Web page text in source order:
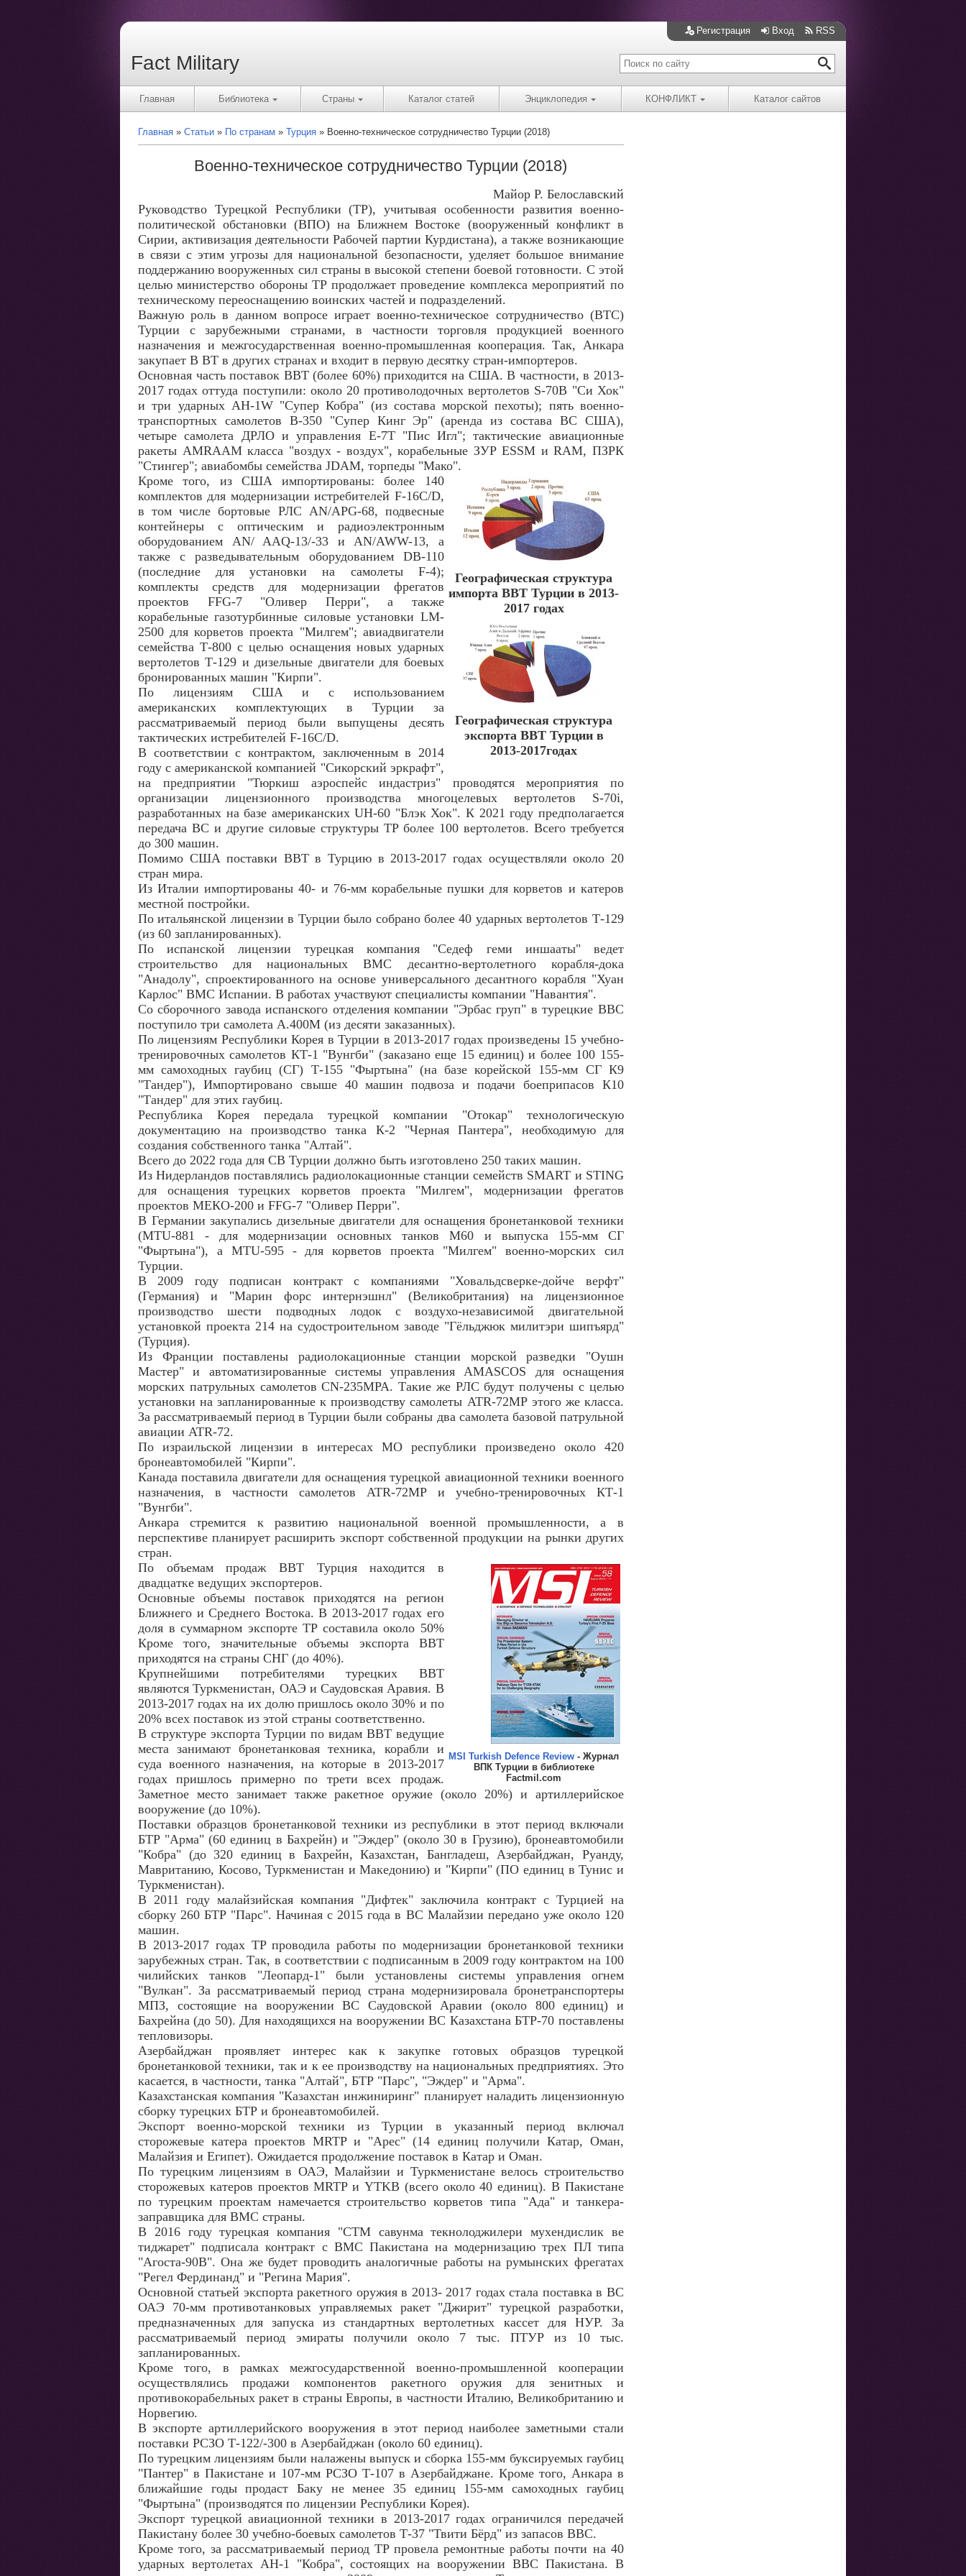
Регистрация Вход RSS
Fact Military
Главная Библиотека Страны Каталог статей Энциклопедия КОНФЛИКТ Каталог сайтов
Главная Статьи По странам Турция Военно-техническое сотрудничество Турции (2018)
Военно-техническое сотрудничество Турции (2018)
Майор Р. Белославский
Руководство Турецкой Республики (TP), учитывая особенности развития военно-
политической обстановки (ВПО) на Ближнем Востоке (вооруженный конфликт в
Сирии, активизация деятельности Рабочей партии Курдистана), а также возникающие
в связи с этим угрозы для национальной безопасности, уделяет большое внимание
поддержанию вооруженных сил страны в высокой степени боевой готовности. С этой
целью министерство обороны TP продолжает проведение комплекса мероприятий по
техническому переоснащению воинских частей и подразделений.
Важную роль в данном вопросе играет военно-техническое сотрудничество (ВТС)
Турции с зарубежными странами, в частности торговля продукцией военного
назначения и межгосударственная военно-промышленная кооперация. Так, Анкара
закупает В ВТ в других странах и входит в первую десятку стран-импортеров.
Основная часть поставок ВВТ (более 60%) приходится на США. В частности, в 2013-
2017 годах оттуда поступили: около 20 противолодочных вертолетов S-70B "Си Хок"
и три ударных AH-1W "Супер Кобра" (из состава морской пехоты); пять военно-
транспортных самолетов В-350 "Супер Кинг Эр" (аренда из состава ВС США),
четыре самолета ДРЛО и управления Е-7Т "Пис Игл"; тактические авиационные
ракеты AMRAAM класса "воздух - воздух", корабельные ЗУР ESSM и RAM, ПЗРК
"Стингер"; авиабомбы семейства JDAM, торпеды "Мако".
Географическая структура
импорта ВВТ Турции в 2013-
2017 годах
Географическая структура
экспорта ВВТ Турции в
2013-2017годах
Кроме того, из США импортированы: более 140
комплектов для модернизации истребителей F-16C/D,
в том числе бортовые РЛС AN/APG-68, подвесные
контейнеры с оптическим и радиоэлектронным
оборудованием AN/ AAQ-13/-33 и AN/AWW-13, а
также с разведывательным оборудованием DB-110
(последние для установки на самолеты F-4);
комплекты средств для модернизации фрегатов
проектов FFG-7 "Оливер Перри", а также
корабельные газотурбинные силовые установки LM-
2500 для корветов проекта "Милгем"; авиадвигатели
семейства Т-800 с целью оснащения новых ударных
вертолетов Т-129 и дизельные двигатели для боевых
бронированных машин "Кирпи".
По лицензиям США и с использованием
американских комплектующих в Турции за
рассматриваемый период были выпущены десять
тактических истребителей F-16C/D.
В соответствии с контрактом, заключенным в 2014
году с американской компанией "Сикорский эркрафт",
на предприятии "Тюркиш аэроспейс индастриз" проводятся мероприятия по
организации лицензионного производства многоцелевых вертолетов S-70i,
разработанных на базе американских UH-60 "Блэк Хок". К 2021 году предполагается
передача ВС и другие силовые структуры TP более 100 вертолетов. Всего требуется
до 300 машин.
Помимо США поставки ВВТ в Турцию в 2013-2017 годах осуществляли около 20
стран мира.
Из Италии импортированы 40- и 76-мм корабельные пушки для корветов и катеров
местной постройки.
По итальянской лицензии в Турции было собрано более 40 ударных вертолетов Т-129
(из 60 запланированных).
По испанской лицензии турецкая компания "Седеф геми иншааты" ведет
строительство для национальных ВМС десантно-вертолетного корабля-дока
"Анадолу", спроектированного на основе универсального десантного корабля "Хуан
Карлос" ВМС Испании. В работах участвуют специалисты компании "Навантия".
Со сборочного завода испанского отделения компании "Эрбас груп" в турецкие ВВС
поступило три самолета А.400М (из десяти заказанных).
По лицензиям Республики Корея в Турции в 2013-2017 годах произведены 15 учебно-
тренировочных самолетов КТ-1 "Вунгби" (заказано еще 15 единиц) и более 100 155-
мм самоходных гаубиц (СГ) Т-155 "Фыртына" (на базе корейской 155-мм СГ К9
"Тандер"), Импортировано свыше 40 машин подвоза и подачи боеприпасов К10
"Тандер" для этих гаубиц.
Республика Корея передала турецкой компании "Отокар" технологическую
документацию на производство танка К-2 "Черная Пантера", необходимую для
создания собственного танка "Алтай".
Всего до 2022 года для СВ Турции должно быть изготовлено 250 таких машин.
Из Нидерландов поставлялись радиолокационные станции семейств SMART и STING
для оснащения турецких корветов проекта "Милгем", модернизации фрегатов
проектов МЕКО-200 и FFG-7 "Оливер Перри".
В Германии закупались дизельные двигатели для оснащения бронетанковой техники
(MTU-881 - для модернизации основных танков М60 и выпуска 155-мм СГ
"Фыртына"), а MTU-595 - для корветов проекта "Милгем" военно-морских сил
Турции.
В 2009 году подписан контракт с компаниями "Ховальдсверке-дойче верфт"
(Германия) и "Марин форс интернэшнл" (Великобритания) на лицензионное
производство шести подводных лодок с воздухо-независимой двигательной
установкой проекта 214 на судостроительном заводе "Гёльджюк милитэри шипъярд"
(Турция).
Из Франции поставлены радиолокационные станции морской разведки "Оушн
Мастер" и автоматизированные системы управления AMASCOS для оснащения
морских патрульных самолетов CN-235MPA. Такие же РЛС будут получены с целью
установки на запланированные к производству самолеты ATR-72МР этого же класса.
За рассматриваемый период в Турции были собраны два самолета базовой патрульной
авиации ATR-72.
По израильской лицензии в интересах МО республики произведено около 420
бронеавтомобилей "Кирпи".
Канада поставила двигатели для оснащения турецкой авиационной техники военного
назначения, в частности самолетов ATR-72MP и учебно-тренировочных КТ-1
"Вунгби".
Анкара стремится к развитию национальной военной промышленности, а в
перспективе планирует расширить экспорт собственной продукции на рынки других
стран.
MSI Turkish Defence Review - Журнал
ВПК Турции в библиотеке
Factmil.com
По объемам продаж ВВТ Турция находится в
двадцатке ведущих экспортеров.
Основные объемы поставок приходятся на регион
Ближнего и Среднего Востока. В 2013-2017 годах его
доля в суммарном экспорте TP составила около 50%
Кроме того, значительные объемы экспорта ВВТ
приходятся на страны СНГ (до 40%).
Крупнейшими потребителями турецких ВВТ
являются Туркменистан, ОАЭ и Саудовская Аравия. В
2013-2017 годах на их долю пришлось около 30% и по
20% всех поставок из этой страны соответственно.
В структуре экспорта Турции по видам ВВТ ведущие
места занимают бронетанковая техника, корабли и
суда военного назначения, на которые в 2013-2017
годах пришлось примерно по трети всех продаж.
Заметное место занимает также ракетное оружие (около 20%) и артиллерийское
вооружение (до 10%).
Поставки образцов бронетанковой техники из республики в этот период включали
БТР "Арма" (60 единиц в Бахрейн) и "Эждер" (около 30 в Грузию), бронеавтомобили
"Кобра" (до 320 единиц в Бахрейн, Казахстан, Бангладеш, Азербайджан, Руанду,
Мавританию, Косово, Туркменистан и Македонию) и "Кирпи" (ПО единиц в Тунис и
Туркменистан).
В 2011 году малайзийская компания "Дифтек" заключила контракт с Турцией на
сборку 260 БТР "Парс". Начиная с 2015 года в ВС Малайзии передано уже около 120
машин.
В 2013-2017 годах TP проводила работы по модернизации бронетанковой техники
зарубежных стран. Так, в соответствии с подписанным в 2009 году контрактом на 100
чилийских танков "Леопард-1" были установлены системы управления огнем
"Вулкан". За рассматриваемый период страна модернизировала бронетранспортеры
МПЗ, состоящие на вооружении ВС Саудовской Аравии (около 800 единиц) и
Бахрейна (до 50). Для находящихся на вооружении ВС Казахстана БТР-70 поставлены
тепловизоры.
Азербайджан проявляет интерес как к закупке готовых образцов турецкой
бронетанковой техники, так и к ее производству на национальных предприятиях. Это
касается, в частности, танка "Алтай", БТР "Парс", "Эждер" и "Арма".
Казахстанская компания "Казахстан инжиниринг" планирует наладить лицензионную
сборку турецких БТР и бронеавтомобилей.
Экспорт военно-морской техники из Турции в указанный период включал
сторожевые катера проектов MRTP и "Арес" (14 единиц получили Катар, Оман,
Малайзия и Египет). Ожидается продолжение поставок в Катар и Оман.
По турецким лицензиям в ОАЭ, Малайзии и Туркменистане велось строительство
сторожевых катеров проектов MRTP и YTKB (всего около 40 единиц). В Пакистане
по турецким проектам намечается строительство корветов типа "Ада" и танкера-
заправщика для ВМС страны.
В 2016 году турецкая компания "СТМ савунма текнолоджилери мухендислик ве
тиджарет" подписала контракт с ВМС Пакистана на модернизацию трех ПЛ типа
"Агоста-90В". Она же будет проводить аналогичные работы на румынских фрегатах
"Регел Фердинанд" и "Регина Мария".
Основной статьей экспорта ракетного оружия в 2013- 2017 годах стала поставка в ВС
ОАЭ 70-мм противотанковых управляемых ракет "Джирит" турецкой разработки,
предназначенных для запуска из стандартных вертолетных кассет для НУР. За
рассматриваемый период эмираты получили около 7 тыс. ПТУР из 10 тыс.
запланированных.
Кроме того, в рамках межгосударственной военно-промышленной кооперации
осуществлялись продажи компонентов ракетного оружия для зенитных и
противокорабельных ракет в страны Европы, в частности Италию, Великобританию и
Норвегию.
В экспорте артиллерийского вооружения в этот период наиболее заметными стали
поставки РСЗО Т-122/-300 в Азербайджан (около 60 единиц).
По турецким лицензиям были налажены выпуск и сборка 155-мм буксируемых гаубиц
"Пантер" в Пакистане и 107-мм РСЗО Т-107 в Азербайджане. Кроме того, Анкара в
ближайшие годы продаст Баку не менее 35 единиц 155-мм самоходных гаубиц
"Фыртына" (производятся по лицензии Республики Корея).
Экспорт турецкой авиационной техники в 2013-2017 годах ограничился передачей
Пакистану более 30 учебно-боевых самолетов Т-37 "Твити Бёрд" из запасов ВВС.
Кроме того, за рассматриваемый период TP провела ремонтные работы почти на 40
ударных вертолетах АН-1 "Кобра", состоящих на вооружении ВВС Пакистана. В